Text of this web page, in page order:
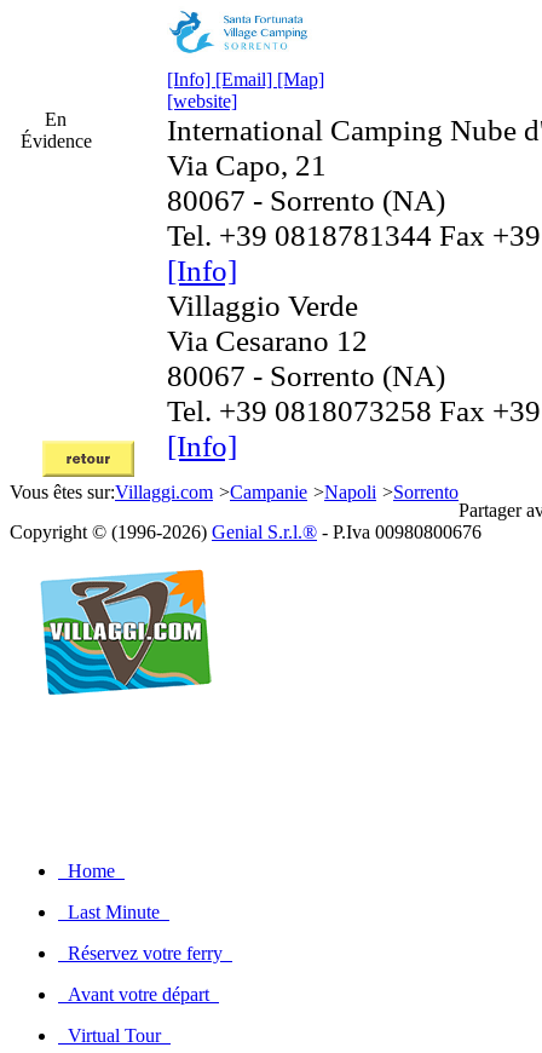
En
Évidence
[Info] [Email] [Map]
[website]
International Camping Nube
Via Capo, 21
80067 - Sorrento (NA)
Tel. +39 0818781344 Fax
[Info]
Villaggio Verde
Via Cesarano 12
80067 - Sorrento (NA)
Tel. +39 0818073258 Fax
[Info]
Vous êtes sur:Villaggi.com >Campanie >Napoli >Sorrento
Partager
Copyright © (1996-2026) Genial S.r.l.® - P.Iva 00980800676
Home
Last Minute
Réservez votre ferry
Avant votre départ
Virtual Tour